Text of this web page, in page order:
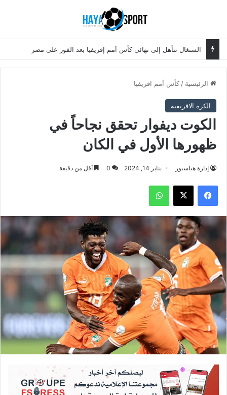
السنغال تتأهل إلى نهائي كأس أمم إفريقيا بعد الفوز على مصر
الرئيسية / كأس أمم افريقيا
الكرة الافريقية
الكوت ديفوار تحقق نجاحاً في
ظهورها الأول في الكان
إدارة هياسبور يناير 14, 2024 0 أقل من دقيقة
فيسبوك ‫X واتساب